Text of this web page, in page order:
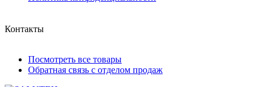
Контакты
Посмотреть все товары
Обратная связь с отделом продаж